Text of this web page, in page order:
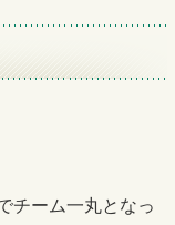
チーム一丸となっ